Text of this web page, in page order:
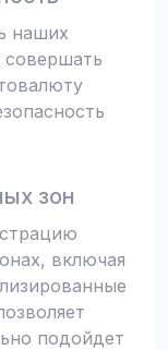
наших
зон
включая
подойдет